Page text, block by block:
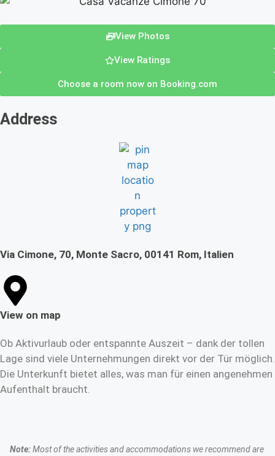
View Photos
View Ratings
Choose a room now on Booking.com
Address
Via Cimone, 70, Monte Sacro, 00141 Rom, Italien
View on map
Ob Aktivurlaub oder entspannte Auszeit – dank der tollen
Lage sind viele Unternehmungen direkt vor der Tür möglich.
Die Unterkunft bietet alles, was man für einen angenehmen
Aufenthalt braucht.
Note:Most of the activities and accommodations we recommend are